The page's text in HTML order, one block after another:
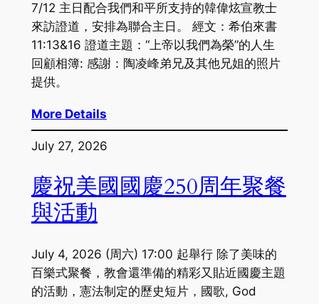
7/12 主日配合我們和平所支持的韓偉炫宣教士
來訪證道，安排為聯合主日。 經文：希伯來書
11:13&16 證道主題：“上帝以我們為榮”的人生
回顧相簿: 感謝：陶凌峰弟兄及其他兄姐的照片
提供。
More Details
July 27, 2026
慶祝美國國慶250周年聚餐
與活動
July 4, 2026 (周六) 17:00 起舉行 除了美味的
百樂式聚餐，教會還準備的精彩又貼近國慶主題
的活動，憲法制定的歷史短片，國歌, God